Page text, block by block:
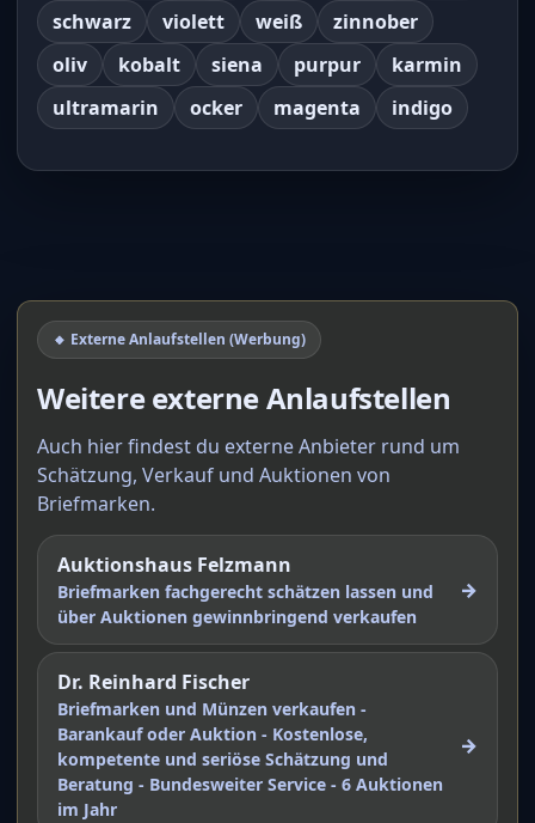
schwarz
violett weiß
zinnober
oliv
kobalt siena purpur
karmin
ultramarin
ocker magenta indigo
🔸 Externe Anlaufstellen (Werbung)
Weitere externe Anlaufstellen
Auch hier findest du externe Anbieter rund um
Schätzung, Verkauf und Auktionen von
Briefmarken.
Auktionshaus Felzmann
Briefmarken fachgerecht schätzen lassen und
über Auktionen gewinnbringend verkaufen
→
Dr. Reinhard Fischer
Briefmarken und Münzen verkaufen -
Barankauf oder Auktion - Kostenlose,
kompetente und seriöse Schätzung und
Beratung - Bundesweiter Service - 6 Auktionen
im Jahr
→